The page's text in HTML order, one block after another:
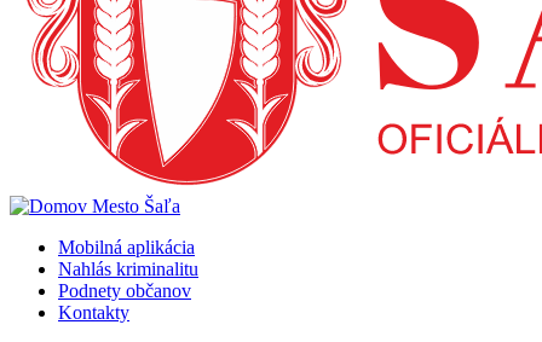
Mobilná aplikácia
Nahlás kriminalitu
Podnety občanov
Kontakty